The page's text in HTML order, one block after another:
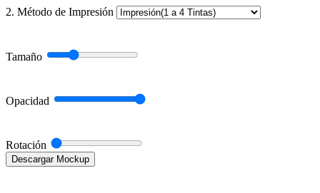
2. Método de Impresión
Tamaño
Opacidad
Rotación
Descargar Mockup